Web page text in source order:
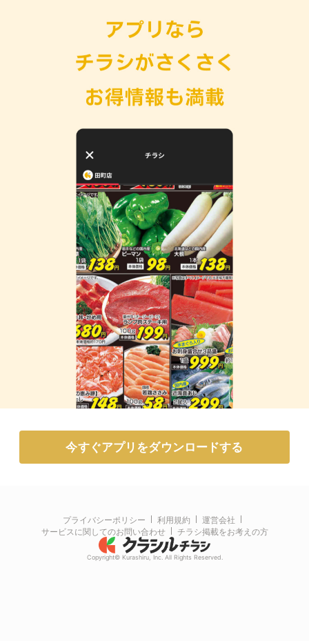
今すぐアプリをダウンロードする
プライバシーポリシー 利用規約
運営会社
サービスに関してのお問い合わせ
チラシ掲載をお考えの方
Copyright© Kurashiru, Inc. All Rights Reserved.